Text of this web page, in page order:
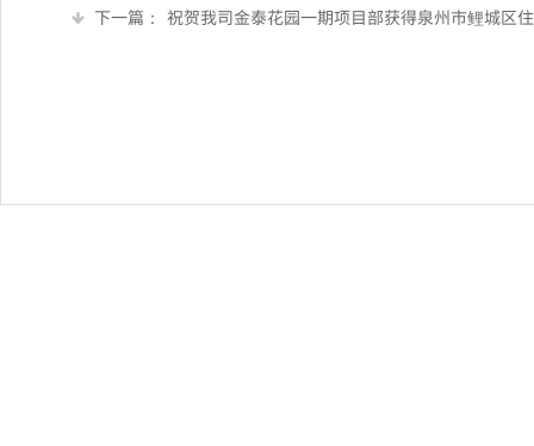
下一篇： 祝贺我司金泰花园一期项目部获得泉州市鲤城区